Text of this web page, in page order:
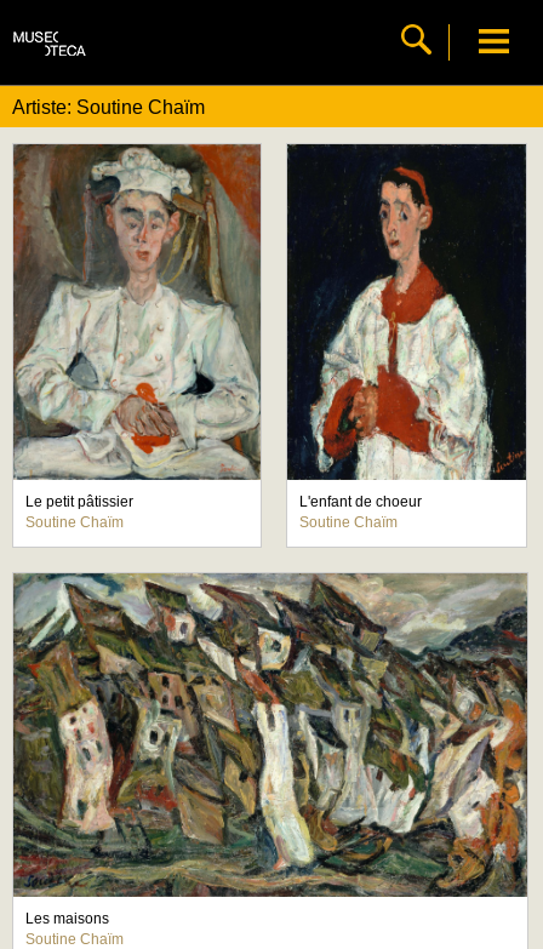
Artiste: Soutine Chaïm
Le petit pâtissier
Soutine Chaïm
L'enfant de choeur
Soutine Chaïm
Les maisons
Soutine Chaïm